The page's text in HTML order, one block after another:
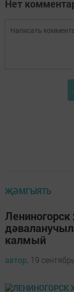
Нет
ҖӘМГЫЯТЬ
Лениногорск
калмый
автор, 19